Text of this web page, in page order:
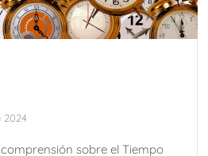
2024
sobre el Tiempo